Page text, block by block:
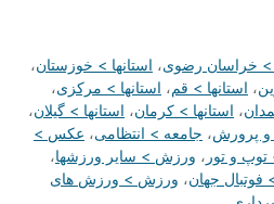
> خراسان رضوی، استانها > خوزستان،
، استانها > قم، استانها > مرکزی،
، استانها > کرمان، استانها > گیلان،
و پرورش، جامعه > انتظامی، عکس >
و تور ، ورزش > سایر ورزشها،
جهان، ورزش > ورزش های